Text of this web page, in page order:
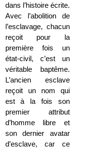
dans l’histoire écrite.
Avec l’abolition de
l’esclavage, chacun
reçoit pour la
première fois un
état-civil, c’est un
véritable baptême.
L’ancien esclave
reçoit un nom qui
est à la fois son
premier attribut
d’homme libre et
son dernier avatar
d’esclave, car ce